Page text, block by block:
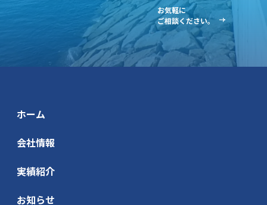
お気軽に
ご相談ください。
ホーム
会社情報
実績紹介
お知らせ